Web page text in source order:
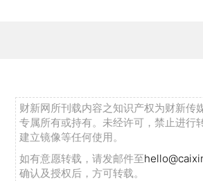
财新网所刊载内容之知识产权为财新传
专属所有或持有。未经许可，禁止进行
建立镜像等任何使用。
如有意愿转载，请发邮件至
确认及授权后，方可转载。